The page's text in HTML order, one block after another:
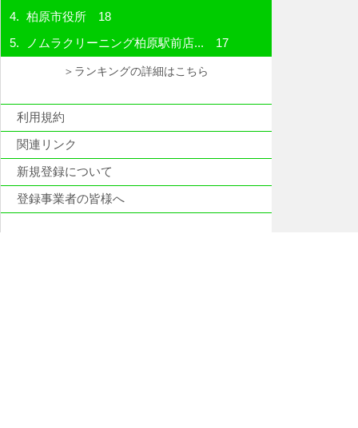
柏原市役所18
ノムラクリーニング柏原駅前店... 17
＞ランキングの詳細はこちら
利用規約
関連リンク
新規登録について
登録事業者の皆様へ